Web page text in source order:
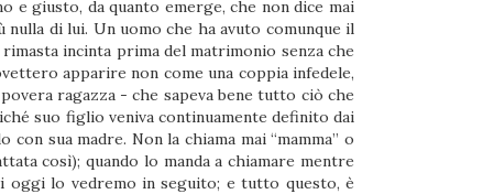
e giusto, da quanto emerge, che non dice mai
nulla di lui. Un uomo che ha avuto comunque il
incinta prima del matrimonio senza che
apparire non come una coppia infedele,
ragazza - che sapeva bene tutto ciò che
suo figlio veniva continuamente definito dai
sua madre. Non la chiama mai “mamma” o
così); quando lo manda a chiamare mentre
oggi lo vedremo in seguito; e tutto questo, è